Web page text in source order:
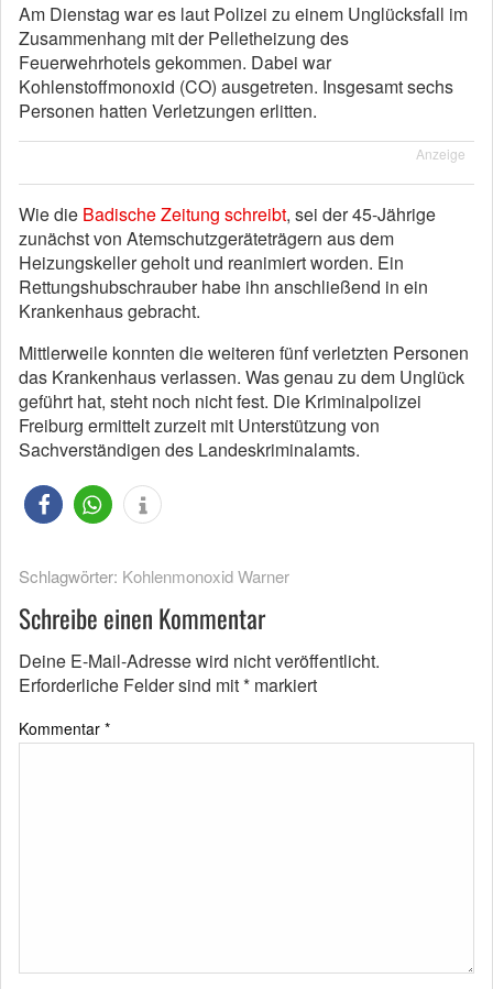
Am Dienstag war es laut Polizei zu einem Unglücksfall im
Zusammenhang mit der Pelletheizung des
Feuerwehrhotels gekommen. Dabei war
Kohlenstoffmonoxid (CO) ausgetreten. Insgesamt sechs
Personen hatten Verletzungen erlitten.
Anzeige
Wie die Badische Zeitung schreibt, sei der 45-Jährige
zunächst von Atemschutzgeräteträgern aus dem
Heizungskeller geholt und reanimiert worden. Ein
Rettungshubschrauber habe ihn anschließend in ein
Krankenhaus gebracht.
Mittlerweile konnten die weiteren fünf verletzten Personen
das Krankenhaus verlassen. Was genau zu dem Unglück
geführt hat, steht noch nicht fest. Die Kriminalpolizei
Freiburg ermittelt zurzeit mit Unterstützung von
Sachverständigen des Landeskriminalamts.
Schlagwörter: Kohlenmonoxid Warner
Schreibe einen Kommentar
Deine E-Mail-Adresse wird nicht veröffentlicht.
Erforderliche Felder sind mit* markiert
Kommentar *